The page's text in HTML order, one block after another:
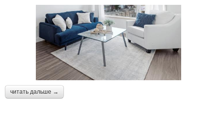
читать дальше →